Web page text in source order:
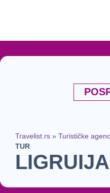
Travelist.rs » Turističke
TUR